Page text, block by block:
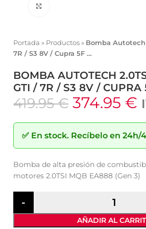
Portada » Productos » Bomba Autotech
7R / S3 8V / Cupra 5F …
BOMBA AUTOTECH
GTI / 7R / S3 8V / CUPRA
419.95€ 374.95€
✅ En stock. Recíbelo en 24h/
Bomba de alta presión de
motores 2.0TSI MQB EA888 (Gen 3)
AÑADIR AL